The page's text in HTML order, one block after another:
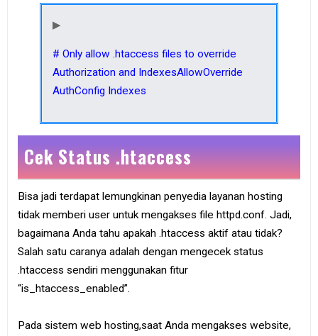
# Only allow .htaccess files to override
Authorization and IndexesAllowOverride
AuthConfig Indexes
Cek Status .htaccess
Bisa jadi terdapat lemungkinan penyedia layanan hosting
tidak memberi user untuk mengakses file httpd.conf. Jadi,
bagaimana Anda tahu apakah .htaccess aktif atau tidak?
Salah satu caranya adalah dengan mengecek status
.htaccess sendiri menggunakan fitur
“is_htaccess_enabled”.
Pada sistem web hosting,saat Anda mengakses website,